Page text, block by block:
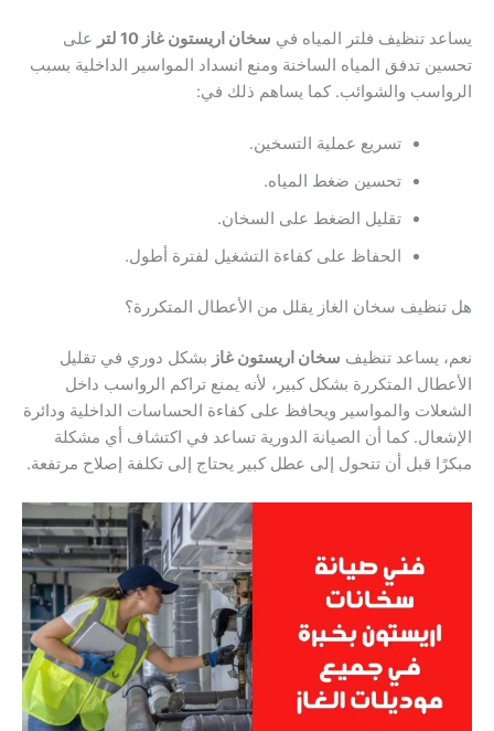
يساعد تنظيف فلتر المياه في سخان اريستون غاز 10 لتر
على
تحسين تدفق المياه الساخنة ومنع انسداد المواسير الداخلية بسبب
الرواسب والشوائب. كما يساهم ذلك في:
تسريع عملية التسخين.
تحسين ضغط المياه.
تقليل الضغط على السخان.
الحفاظ على كفاءة التشغيل لفترة أطول.
هل تنظيف سخان الغاز يقلل من الأعطال المتكررة؟
نعم، يساعد تنظيف سخان اريستون غاز بشكل دوري في تقليل
الأعطال المتكررة بشكل كبير، لأنه يمنع تراكم الرواسب داخل
الشعلات والمواسير ويحافظ على كفاءة الحساسات الداخلية ودائرة
الإشعال. كما أن الصيانة الدورية تساعد في اكتشاف أي مشكلة
مبكرًا قبل أن تتحول إلى عطل كبير يحتاج إلى تكلفة إصلاح مرتفعة.